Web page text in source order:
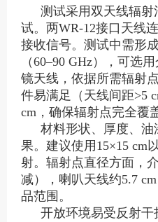
测试采用双天线辐
试。两WR-12接口天线
接收信号。测试中需形
（60–90 GHz），可选
镜天线，依据所需辐射
件易满足（天线间距>5
cm，确保辐射点完全覆
材料形状、厚度、
果。建议使用15×15 cm
射。辐射点直径方面，
减），喇叭天线约5.7
品范围。
开放环境易受反射